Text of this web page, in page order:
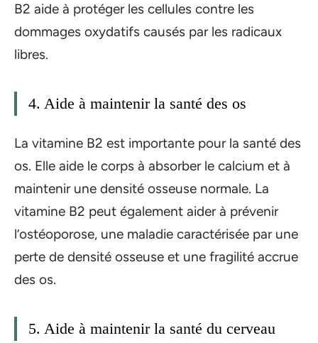
B2 aide à protéger les cellules contre les
dommages oxydatifs causés par les radicaux
libres.
4. Aide à maintenir la santé des os
La vitamine B2 est importante pour la santé des
os. Elle aide le corps à absorber le calcium et à
maintenir une densité osseuse normale. La
vitamine B2 peut également aider à prévenir
l’ostéoporose, une maladie caractérisée par une
perte de densité osseuse et une fragilité accrue
des os.
5. Aide à maintenir la santé du cerveau